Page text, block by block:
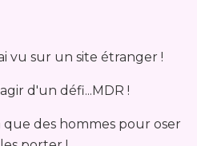
vu sur un site étranger !
d'un défi...MDR !
que des hommes pour oser